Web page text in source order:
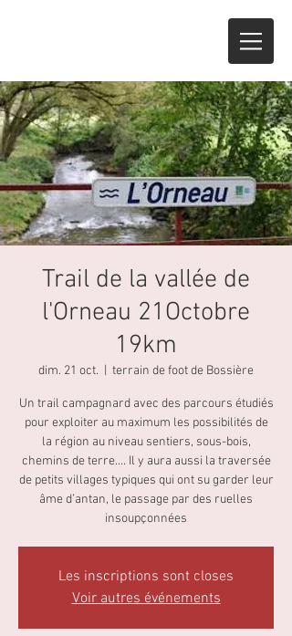
Trail de la vallée de
l'Orneau 21Octobre
19km
dim. 21 oct. terrain de foot de Bossière
Un trail campagnard avec des parcours étudiés
pour exploiter au maximum les possibilités de
la région au niveau sentiers, sous-bois,
chemins de terre…. Il y aura aussi la traversée
de petits villages typiques qui ont su garder leur
âme d’antan, le passage par des ruelles
insoupçonnées
Les inscriptions sont closes
Voir autres événements